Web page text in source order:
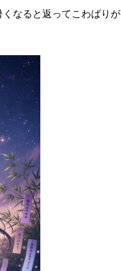
なると返ってこわばりが